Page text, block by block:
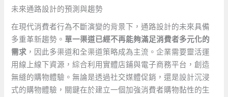
未來通路設計的預測與趨勢
在現代消費者行為不斷演變的背景下，通路設計的未來具備
多重革新趨勢。 單一渠道已經不再能夠滿足消費者多元化的
需求 ，因此多渠道和全渠道策略成為主流。企業需要靈活運
用線上線下資源，綜合利用實體店鋪與電子商務平台，創造
無縫的購物體驗。無論是透過社交媒體促銷，還是設計沉浸
式的購物體驗，關鍵在於建立一個加強消費者購物黏性的生